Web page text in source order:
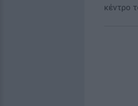
κέντρο